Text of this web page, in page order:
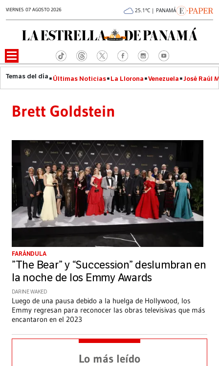
VIERNES 07 AGOSTO 2026 25.1°C | PANAMÁ
Últimas Noticias La Llorona Venezuela José Raúl
Brett Goldstein
FARÁNDULA
”The Bear” y “Succession” deslumbran en
la noche de los Emmy Awards
DARINE WAKED
Luego de una pausa debido a la huelga de Hollywood, los
Emmy regresan para reconocer las obras televisivas que más
encantaron en el 2023
Lo más leído